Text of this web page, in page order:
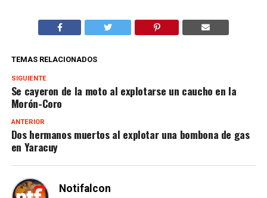
TEMAS RELACIONADOS
SIGUIENTE
Se cayeron de la moto al explotarse un caucho en la
Morón-Coro
ANTERIOR
Dos hermanos muertos al explotar una bombona de gas
en Yaracuy
Notifalcon